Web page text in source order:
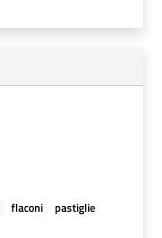
flaconi
pastiglie